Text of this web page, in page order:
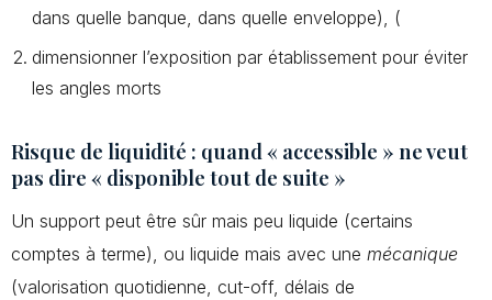
dans quelle banque, dans quelle enveloppe), (
dimensionner l’exposition par établissement pour éviter
les angles morts
Risque de liquidité : quand « accessible » ne veut
pas dire « disponible tout de suite »
Un support peut être sûr mais peu liquide (certains
comptes à terme), ou liquide mais avec une mécanique
(valorisation quotidienne, cut-off, délais de